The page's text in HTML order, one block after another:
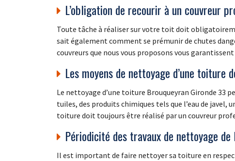
L’obligation de recourir à un couvreur
Toute tâche à réaliser sur votre toit doit
sait également comment se prémunir de chutes
couvreurs que nous vous proposons vous
Les moyens de nettoyage d’une toiture
Le nettoyage d’une toiture Brouqueyran Gironde 33
tuiles, des produits chimiques tels que l’eau de
toiture doit toujours être réalisé par un couvreur
Périodicité des travaux de nettoyage
Il est important de faire nettoyer sa toiture en